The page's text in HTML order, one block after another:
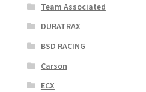
Team Associated
DURATRAX
BSD RACING
Carson
ECX